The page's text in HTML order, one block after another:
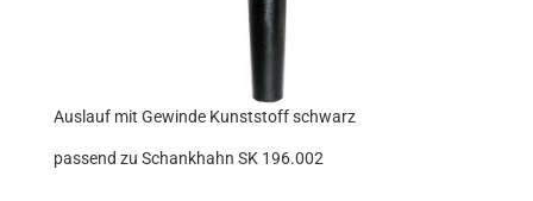
Auslauf mit Gewinde Kunststoff schwarz
passend zu Schankhahn SK 196.002